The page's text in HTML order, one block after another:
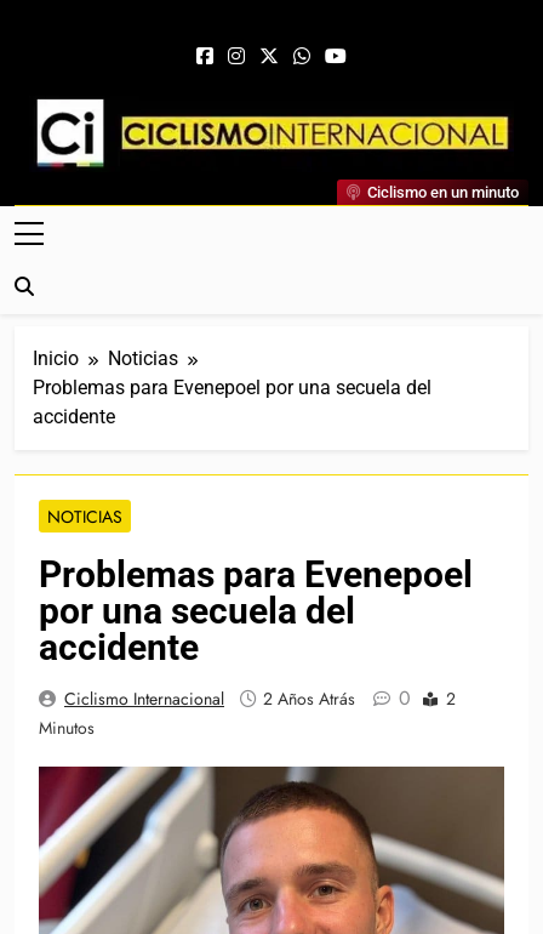
Ciclismo Internacional
Web Dedicada Al Ciclismo Mundial. Entrevistas, Análisis,
Crónicas, Previas Y Más. La Web Ciclista De Referencia.
Ciclismo en un minuto
Inicio
Noticias
Problemas para Evenepoel por una secuela del
accidente
NOTICIAS
Problemas para Evenepoel
por una secuela del
accidente
Ciclismo Internacional 2 Años Atrás 0
2
Minutos